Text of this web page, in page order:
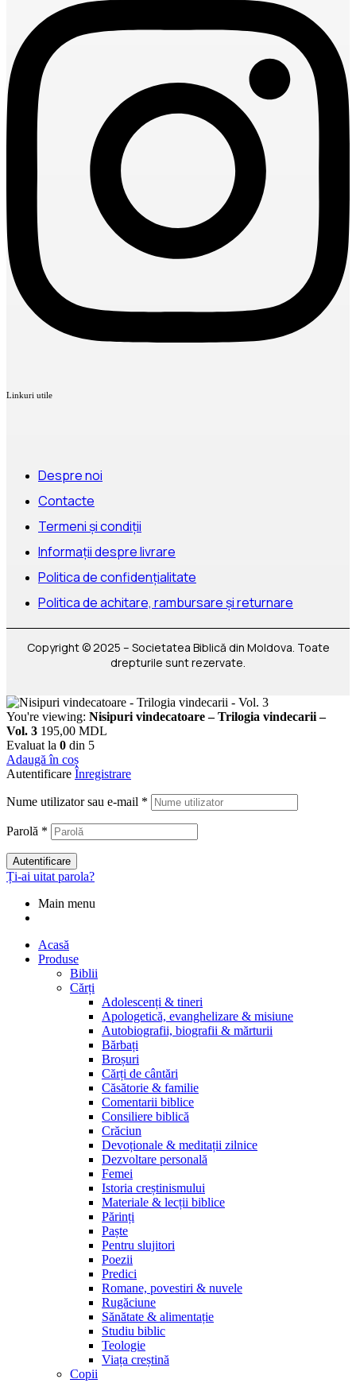
Linkuri utile
Despre noi
Contacte
Termeni și condiții
Informații despre livrare
Politica de confidențialitate
Politica de achitare, rambursare și returnare
Copyright © 2025 – Societatea Biblică din Moldova. Toate
drepturile sunt rezervate.
You're viewing: Nisipuri vindecatoare – Trilogia vindecarii –
Vol. 3 195,00 MDL
Evaluat la 0 din 5
Adaugă în coș
Autentificare Înregistrare
Nume utilizator sau e-mail *
Parolă *
Autentificare
Ți-ai uitat parola?
Main menu
Acasă
Produse
Biblii
Cărți
Adolescenți & tineri
Apologetică, evanghelizare & misiune
Autobiografii, biografii & mărturii
Bărbați
Broșuri
Cărți de cântări
Căsătorie & familie
Comentarii biblice
Consiliere biblică
Crăciun
Devoționale & meditații zilnice
Dezvoltare personală
Femei
Istoria creștinismului
Materiale & lecții biblice
Părinți
Paște
Pentru slujitori
Poezii
Predici
Romane, povestiri & nuvele
Rugăciune
Sănătate & alimentație
Studiu biblic
Teologie
Viața creștină
Copii